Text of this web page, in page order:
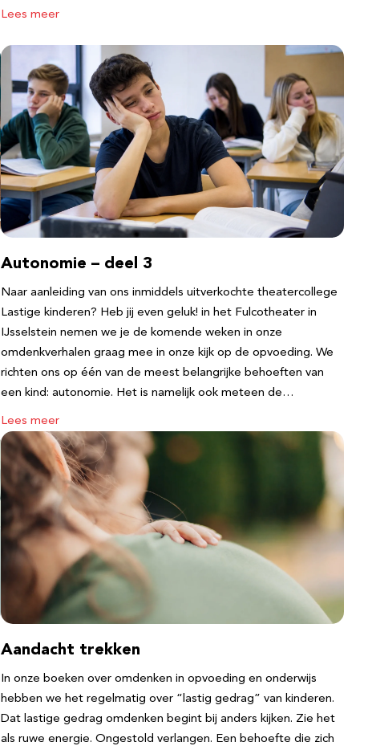
Lees meer
Autonomie – deel 3
Naar aanleiding van ons inmiddels uitverkochte theatercollege
Lastige kinderen? Heb jij even geluk! in het Fulcotheater in
IJsselstein nemen we je de komende weken in onze
omdenkverhalen graag mee in onze kijk op de opvoeding. We
richten ons op één van de meest belangrijke behoeften van
een kind: autonomie. Het is namelijk ook meteen de…
Lees meer
Aandacht trekken
In onze boeken over omdenken in opvoeding en onderwijs
hebben we het regelmatig over “lastig gedrag” van kinderen.
Dat lastige gedrag omdenken begint bij anders kijken. Zie het
als ruwe energie. Ongestold verlangen. Een behoefte die zich